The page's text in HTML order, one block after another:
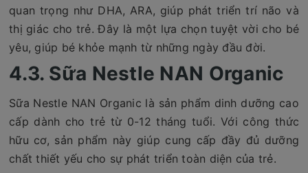
quan trọng như DHA, ARA, giúp phát triển trí não và
thị giác cho trẻ. Đây là một lựa chọn tuyệt vời cho bé
yêu, giúp bé khỏe mạnh từ những ngày đầu đời.
4.3. Sữa Nestle NAN Organic
Sữa Nestle NAN Organic là sản phẩm dinh dưỡng cao
cấp dành cho trẻ từ 0-12 tháng tuổi. Với công thức
hữu cơ, sản phẩm này giúp cung cấp đầy đủ dưỡng
chất thiết yếu cho sự phát triển toàn diện của trẻ.